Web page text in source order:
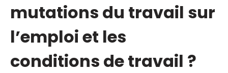
mutations du travail sur
l’emploi et les
conditions de travail ?